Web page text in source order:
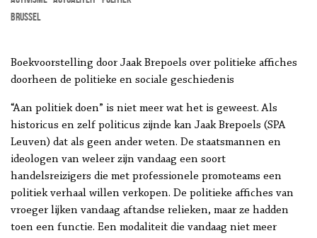
Brussel
Boekvoorstelling door Jaak Brepoels over politieke affiches
doorheen de politieke en sociale geschiedenis
“Aan politiek doen” is niet meer wat het is geweest. Als
historicus en zelf politicus zijnde kan Jaak Brepoels (SPA
Leuven) dat als geen ander weten. De staatsmannen en
ideologen van weleer zijn vandaag een soort
handelsreizigers die met professionele promoteams een
politiek verhaal willen verkopen. De politieke affiches van
vroeger lijken vandaag aftandse relieken, maar ze hadden
toen een functie. Een modaliteit die vandaag niet meer